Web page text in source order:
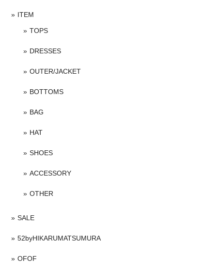
ITEM
TOPS
DRESSES
OUTER/JACKET
BOTTOMS
BAG
HAT
SHOES
ACCESSORY
OTHER
SALE
52byHIKARUMATSUMURA
OFOF